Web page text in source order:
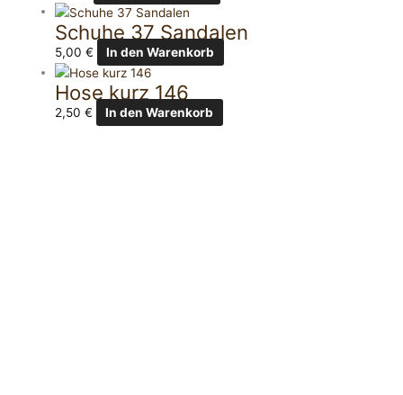
Schuhe 37 Sandalen
5,00€ In den Warenkorb
Hose kurz 146
2,50€ In den Warenkorb